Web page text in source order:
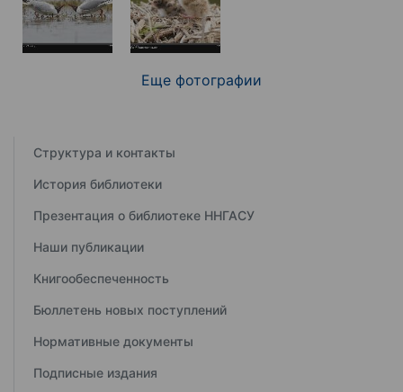
Еще фотографии
Структура и контакты
История библиотеки
Презентация о библиотеке ННГАСУ
Наши публикации
Книгообеспеченность
Бюллетень новых поступлений
Нормативные документы
Подписные издания